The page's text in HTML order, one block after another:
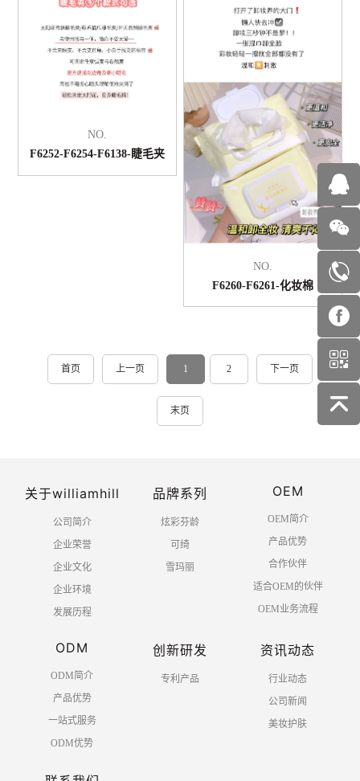
NO.
F6252-F6254-F6138-睫毛夹
NO.
F6260-F6261-化妆棉
首页 上一页 1 2 下一页
末页
关于williamhill
公司简介
企业荣誉
企业文化
企业环境
发展历程
品牌系列
炫彩芬龄
可绮
雪玛丽
OEM
OEM简介
产品优势
合作伙伴
适合OEM的伙伴
OEM业务流程
ODM
ODM简介
产品优势
一站式服务
ODM优势
创新研发
专利产品
资讯动态
行业动态
公司新闻
美妆护肤